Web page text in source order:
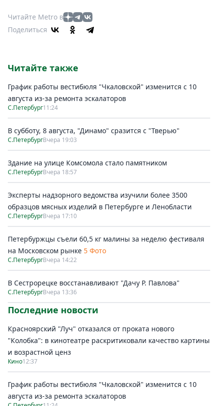
Читайте Metro в
Поделиться
Читайте также
График работы вестибюля "Чкаловской" изменится с 10
августа из-за ремонта эскалаторов
С.Петербург11:24
В субботу, 8 августа, "Динамо" сразится с "Тверью"
С.ПетербургВчера 19:03
Здание на улице Комсомола стало памятником
С.ПетербургВчера 18:57
Эксперты надзорного ведомства изучили более 3500
образцов мясных изделий в Петербурге и Ленобласти
С.ПетербургВчера 17:10
Петербуржцы съели 60,5 кг малины за неделю фестиваля
на Московском рынке 5 Фото
С.ПетербургВчера 14:22
В Сестрорецке восстанавливают "Дачу Р. Павлова"
С.ПетербургВчера 13:36
Последние новости
Красноярский "Луч" отказался от проката нового
"Колобка": в кинотеатре раскритиковали качество картины
и возрастной ценз
Кино12:37
График работы вестибюля "Чкаловской" изменится с 10
августа из-за ремонта эскалаторов